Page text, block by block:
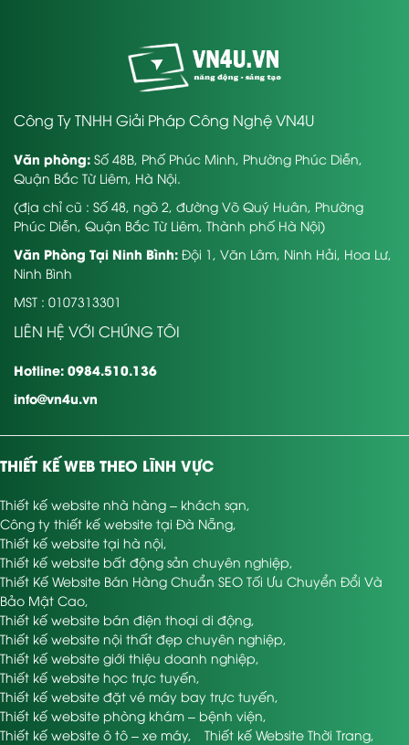
Công Ty TNHH Giải Pháp Công Nghệ VN4U
Văn phòng: Số 48B, Phố Phúc Minh, Phường Phúc Diễn,
Quận Bắc Từ Liêm, Hà Nội.
(địa chỉ cũ : Số 48, ngõ 2, đường Võ Quý Huân, Phường
Phúc Diễn, Quận Bắc Từ Liêm, Thành phố Hà Nội)
Văn Phòng Tại Ninh Bình: Đội 1, Văn Lâm, Ninh Hải, Hoa Lư,
Ninh Bình
MST : 0107313301
LIÊN HỆ VỚI CHÚNG TÔI
Hotline: 0984.510.136
info@vn4u.vn
THIẾT KẾ WEB THEO LĨNH VỰC
Thiết kế website nhà hàng – khách sạn
Công ty thiết kế website tại Đà Nẵng
Thiết kế website tại hà nội
Thiết kế website bất động sản chuyên nghiệp
Thiết Kế Website Bán Hàng Chuẩn SEO Tối Ưu Chuyển Đổi Và
Bảo Mật Cao
Thiết kế website bán điện thoại di động
Thiết kế website nội thất đẹp chuyên nghiệp
Thiết kế website giới thiệu doanh nghiệp
Thiết kế website học trực tuyến
Thiết kế website đặt vé máy bay trực tuyến
Thiết kế website phòng khám – bệnh viện
Thiết kế website ô tô – xe máy, Thiết kế Website Thời Trang